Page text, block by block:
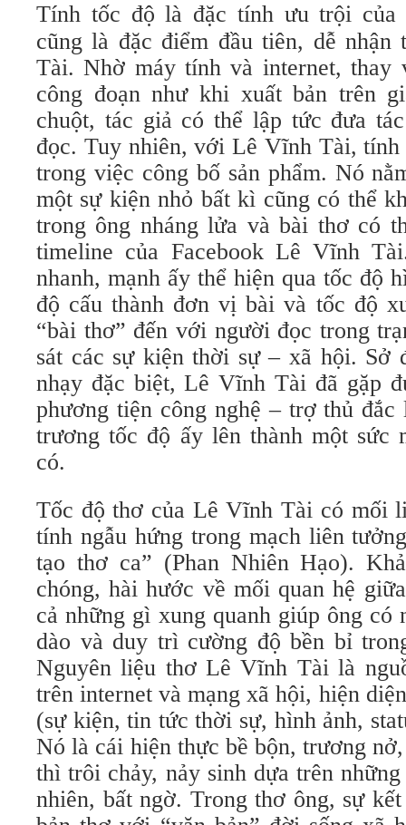
Tính tốc độ là đặc tính ưu trội của
cũng là đặc điểm đầu tiên, dễ
Tài. Nhờ máy tính và internet, thay
công đoạn như khi xuất bản trên
chuột, tác giả có thể lập tức đưa
đọc. Tuy nhiên, với Lê Vĩnh Tài, tính
trong việc công bố sản phẩm. Nó
một sự kiện nhỏ bất kì cũng có thể
trong ông nháng lửa và bài thơ có
timeline của Facebook Lê Vĩnh
nhanh, mạnh ấy thể hiện qua tốc độ
độ cấu thành đơn vị bài và tốc độ
“bài thơ” đến với người đọc trong
sát các sự kiện thời sự – xã hội. Sở
nhạy đặc biệt, Lê Vĩnh Tài đã gặp
phương tiện công nghệ – trợ thủ
trương tốc độ ấy lên thành một sức
có.
Tốc độ thơ của Lê Vĩnh Tài có mối
tính ngẫu hứng trong mạch liên
tạo thơ ca” (Phan Nhiên Hạo).
chóng, hài hước về mối quan hệ
cả những gì xung quanh giúp ông có
dào và duy trì cường độ bền bỉ
Nguyên liệu thơ Lê Vĩnh Tài là
trên internet và mạng xã hội, hiện
(sự kiện, tin tức thời sự, hình ảnh,
Nó là cái hiện thực bề bộn, trương
thì trôi chảy, nảy sinh dựa trên
nhiên, bất ngờ. Trong thơ ông, sự